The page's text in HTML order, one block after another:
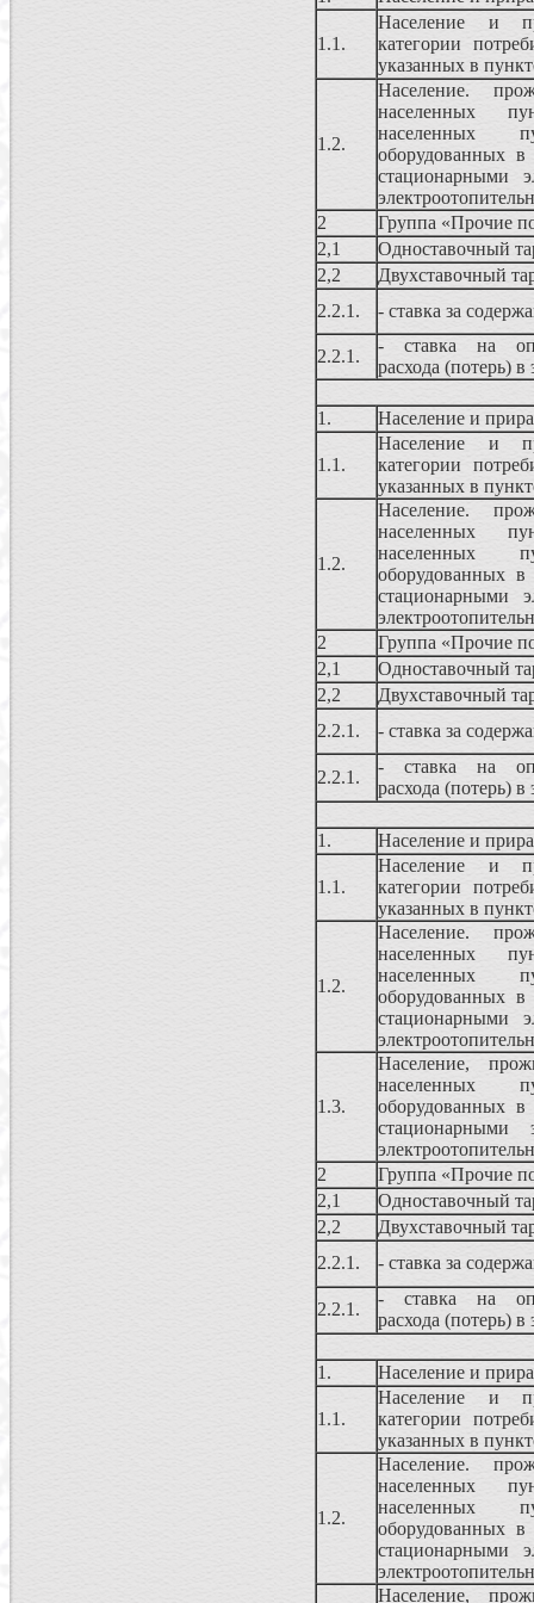
1.1.
Население и
категории
указанных в
1.2.
Население.
населенных
населенных
оборудованных в
стационарными
2
Группа «Прочие
2,1
Одноставочный
2,2
Двухставочный
2.2.1.
- ставка за
2.2.1.
- ставка на
расхода (потерь) в
1. Население и
1.1.
Население и
категории
указанных в
1.2.
Население.
населенных
населенных
оборудованных в
стационарными
2
Группа «Прочие
2,1
Одноставочный
2,2
Двухставочный
2.2.1.
- ставка за
2.2.1.
- ставка на
расхода (потерь) в
1. Население и
1.1.
Население и
категории
указанных в
1.2.
Население.
населенных
населенных
оборудованных в
стационарными
1.3.
Население,
населенных
оборудованных в
стационарными
2
Группа «Прочие
2,1
Одноставочный
2,2
Двухставочный
2.2.1.
- ставка за
2.2.1.
- ставка на
расхода (потерь) в
1. Население и
1.1.
Население и
категории
указанных в
1.2.
Население.
населенных
населенных
оборудованных в
стационарными
Население,